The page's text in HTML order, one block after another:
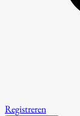
Registreren